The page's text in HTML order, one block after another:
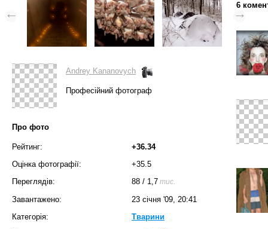
Andrey Kananovych
Професійний фотограф
Про фото
Рейтинг:
+36.34
Оцінка фотографії:
+35.5
Переглядів:
88 / 1,7 тис.
Завантажено:
23 січня '09, 20:41
Категорія:
Тварини
6